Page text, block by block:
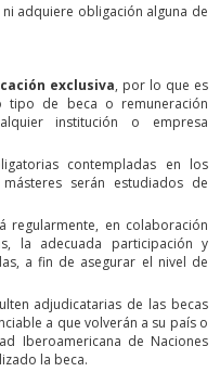
adquiere obligación alguna de
exclusiva, por lo que es
tipo de beca o remuneración
institución o empresa
contempladas en los
serán estudiados de
regularmente, en colaboración
la adecuada participación y
a fin de asegurar el nivel de
adjudicatarias de las becas
a que volverán a su país o
Iberoamericana de Naciones
la beca.